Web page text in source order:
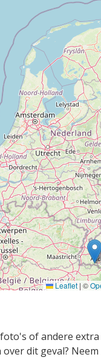
Leaflet| ©
of andere
dit geval?